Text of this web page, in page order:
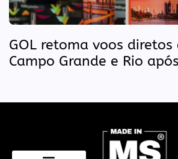
GOL retoma voos diretos
Campo Grande e Rio